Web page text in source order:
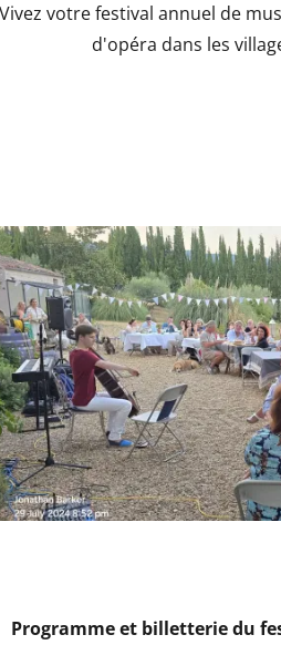
Vivez votre festival annuel de
d'opéra dans les
Programme et billetterie du